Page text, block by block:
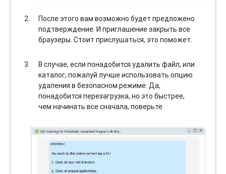
После этого вам возможно будет предложено
подтверждение. И приглашение закрыть все
браузеры. Стоит прислушаться, это поможет.
В случае, если понадобится удалить файл, или
каталог, пожалуй лучше использовать опцию
удаления в безопасном режиме. Да,
понадобится перезагрузка, но это быстрее,
чем начинать все сначала, поверьте.